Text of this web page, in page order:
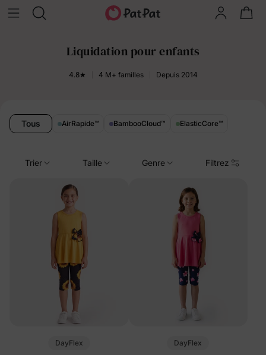
Liquidation pour enfants
4.8★ 4 M+ familles Depuis 2014
Tous AirRapide™ BambooCloud™ ElasticCore™
Trier Taille Genre Filtrez
DayFlex DayFlex